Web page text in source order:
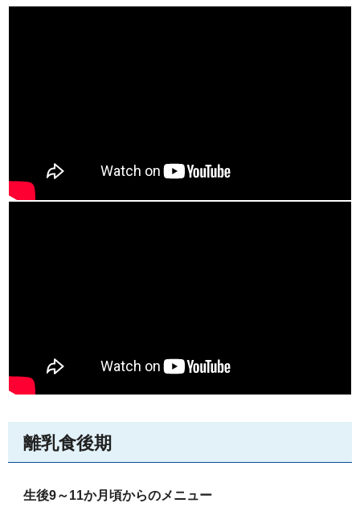
離乳食後期
生後9～11か月頃からのメニュー